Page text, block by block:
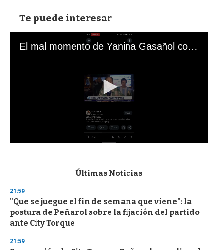
Te puede interesar
El mal momento de Yanina Gasañol con un hincha argentino en "Subrayado"
s
d
s
o
f
3
s
e
Últimas Noticias
21:59
"Que se juegue el fin de semana que viene": la
postura de Peñarol sobre la fijación del partido
ante City Torque
21:59